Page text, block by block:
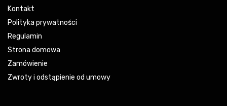
Kontakt
Polityka prywatności
Regulamin
Strona domowa
Zamówienie
Zwroty i odstąpienie od umowy